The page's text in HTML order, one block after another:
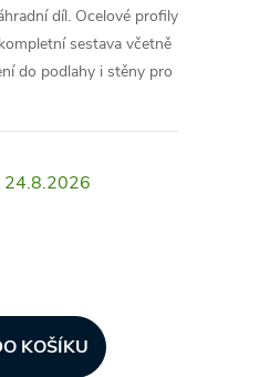
díl. Ocelové profily
sestava včetně
do podlahy i stěny pro
24.8.2026
KOŠÍKU